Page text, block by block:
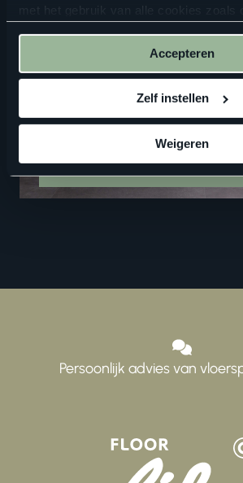
met het gebruik van alle cookies zoals
Accepteren
Zelf instellen
Weigeren
Vind een verkooppunt
ZOEKEN
Persoonlijk advies van